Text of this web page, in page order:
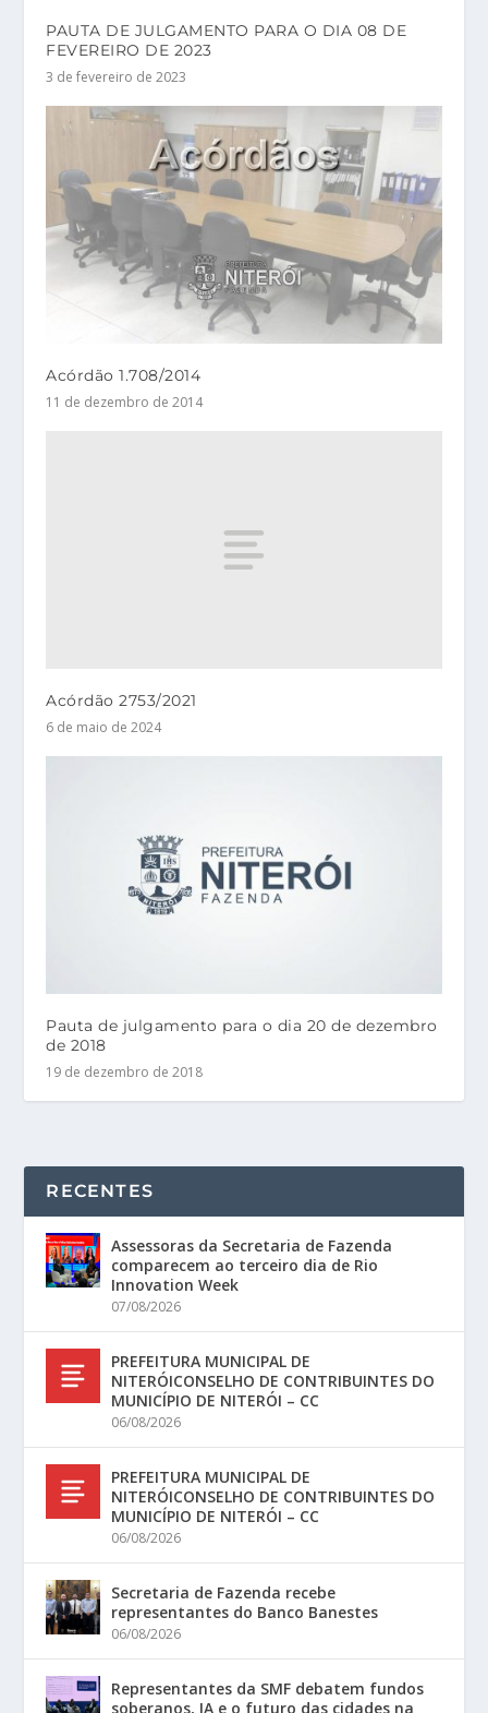
PAUTA DE JULGAMENTO PARA O DIA 08 DE
FEVEREIRO DE 2023
3 de fevereiro de 2023
Acórdão 1.708/2014
11 de dezembro de 2014
Acórdão 2753/2021
6 de maio de 2024
Pauta de julgamento para o dia 20 de dezembro
de 2018
19 de dezembro de 2018
RECENTES
Assessoras da Secretaria de Fazenda
comparecem ao terceiro dia de Rio
Innovation Week
07/08/2026
PREFEITURA MUNICIPAL DE
NITERÓICONSELHO DE CONTRIBUINTES DO
MUNICÍPIO DE NITERÓI – CC
06/08/2026
PREFEITURA MUNICIPAL DE
NITERÓICONSELHO DE CONTRIBUINTES DO
MUNICÍPIO DE NITERÓI – CC
06/08/2026
Secretaria de Fazenda recebe
representantes do Banco Banestes
06/08/2026
Representantes da SMF debatem fundos
soberanos, IA e o futuro das cidades na